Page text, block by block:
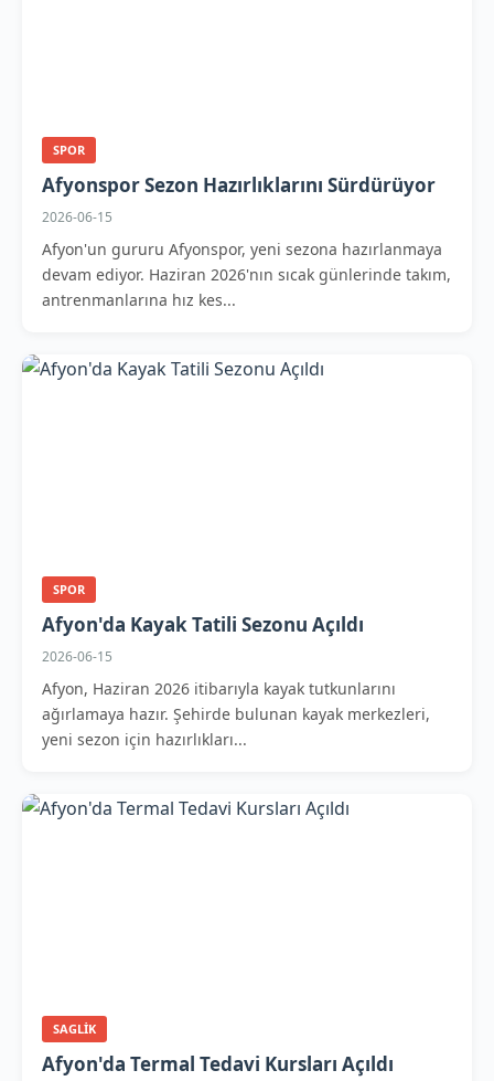
SPOR
Afyonspor Sezon Hazırlıklarını Sürdürüyor
2026-06-15
Afyon'un gururu Afyonspor, yeni sezona hazırlanmaya
devam ediyor. Haziran 2026'nın sıcak günlerinde takım,
antrenmanlarına hız kes...
SPOR
Afyon'da Kayak Tatili Sezonu Açıldı
2026-06-15
Afyon, Haziran 2026 itibarıyla kayak tutkunlarını
ağırlamaya hazır. Şehirde bulunan kayak merkezleri,
yeni sezon için hazırlıkları...
SAGLIK
Afyon'da Termal Tedavi Kursları Açıldı